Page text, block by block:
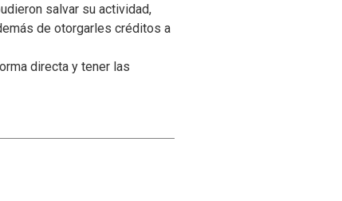
salvar su actividad,
de otorgarles créditos a
directa y tener las